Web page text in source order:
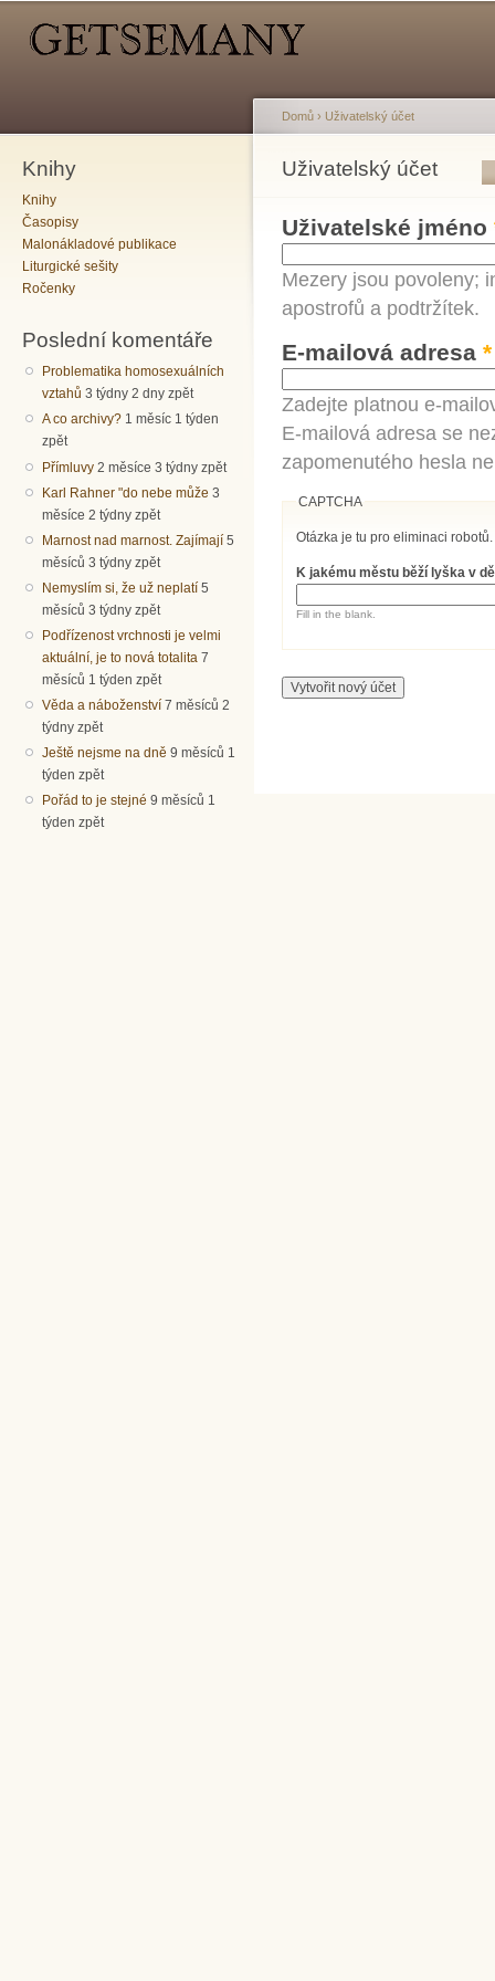
Knihy
Knihy
Časopisy
Malonákladové publikace
Liturgické sešity
Ročenky
Poslední komentáře
Problematika homosexuálních
vztahů 3 týdny 2 dny zpět
A co archivy? 1 měsíc 1 týden
zpět
Přímluvy 2 měsíce 3 týdny zpět
Karl Rahner "do nebe může 3
měsíce 2 týdny zpět
Marnost nad marnost. Zajímají 5
měsíců 3 týdny zpět
Nemyslím si, že už neplatí 5
měsíců 3 týdny zpět
Podřízenost vrchnosti je velmi
aktuální, je to nová totalita 7
měsíců 1 týden zpět
Věda a náboženství 7 měsíců 2
týdny zpět
Ještě nejsme na dně 9 měsíců 1
týden zpět
Pořád to je stejné 9 měsíců 1
týden zpět
Jste zde
Domů › Uživatelský účet
Uživatelský účet
Hlavní záložky
Uživatelské jméno
Mezery jsou povoleny;
apostrofů a podtržítek.
E-mailová adresa *
Zadejte platnou e-
E-mailová adresa se
zapomenutého hesla
CAPTCHA
Otázka je tu pro eliminaci robotů.
K jakému městu běží lyška v
Fill in the blank.